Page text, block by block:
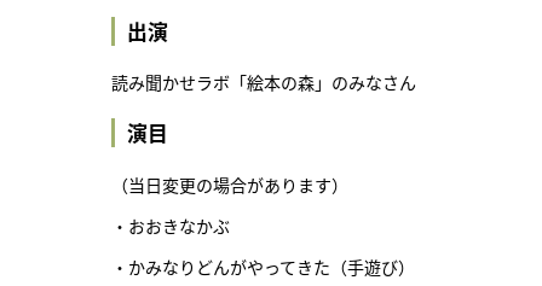
出演
読み聞かせラボ「絵本の森」のみなさん
演目
（当日変更の場合があります）
・おおきなかぶ
・かみなりどんがやってきた（手遊び）